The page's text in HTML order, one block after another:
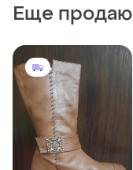
Еще продаю